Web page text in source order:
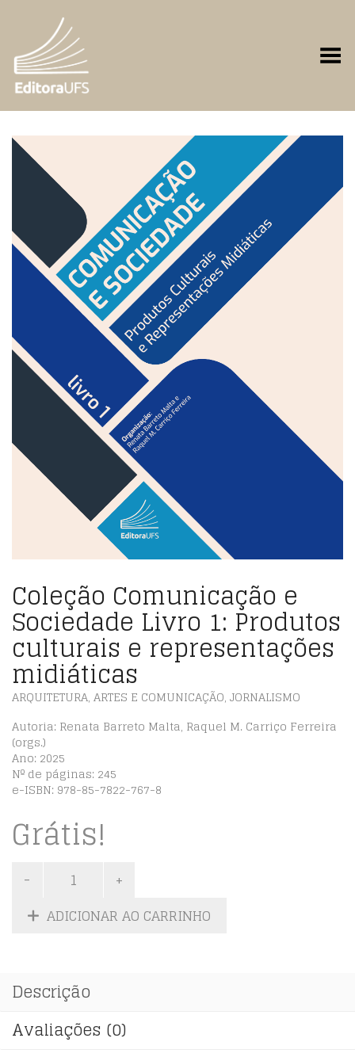
Toggle Menu
Coleção Comunicação e
Sociedade Livro 1: Produtos
culturais e representações
midiáticas
ARQUITETURA, ARTES E COMUNICAÇÃO, JORNALISMO
Autoria: Renata Barreto Malta, Raquel M. Carriço Ferreira
(orgs.)
Ano: 2025
Nº de páginas: 245
e-ISBN: 978-85-7822-767-8
Grátis!
ADICIONAR AO CARRINHO
Descrição
Avaliações (0)